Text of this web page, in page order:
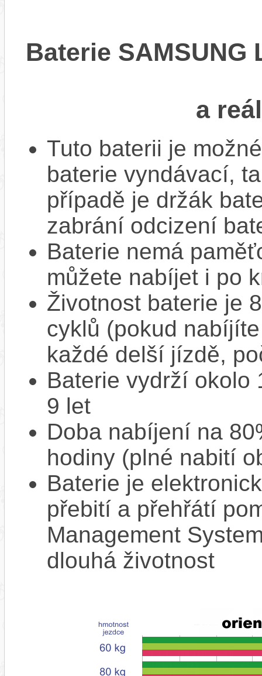
Baterie SAMSUNG
a
Tuto baterii je
baterie vyndávací,
případě je držák
zabrání odcizení
Baterie nemá
můžete nabíjet i po
Životnost baterie je
cyklů (pokud
každé delší jízdě,
Baterie vydrží okolo
9 let
Doba nabíjení na
hodiny (plné nabití
Baterie je
přebití a přehřátí
Management
dlouhá životnost